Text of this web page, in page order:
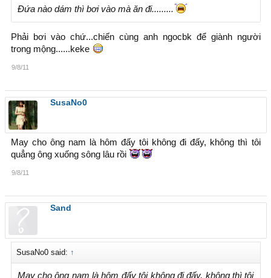
Đứa nào dám thì bơi vào mà ăn đi.........
Phải bơi vào chứ...chiến cùng anh ngocbk để giành người
trong mộng......keke
9/8/11
SusaNo0
May cho ông nam là hôm đấy tôi không đi đấy, không thì tôi
quẳng ông xuống sông lâu rồi
9/8/11
Sand
SusaNo0 said: ↑
May cho ông nam là hôm đấy tôi không đi đấy, không thì tôi